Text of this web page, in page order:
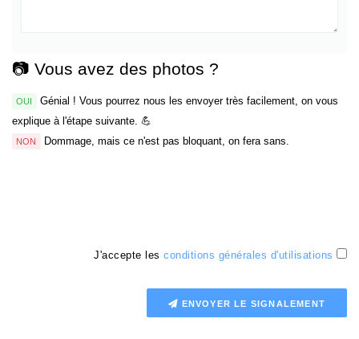
📷 Vous avez des photos ?
OUI
Génial ! Vous pourrez nous les envoyer très facilement, on vous
explique à l'étape suivante. 💪
NON Dommage, mais ce n'est pas bloquant, on fera sans.
J'accepte les conditions générales d'utilisations
ENVOYER LE SIGNALEMENT